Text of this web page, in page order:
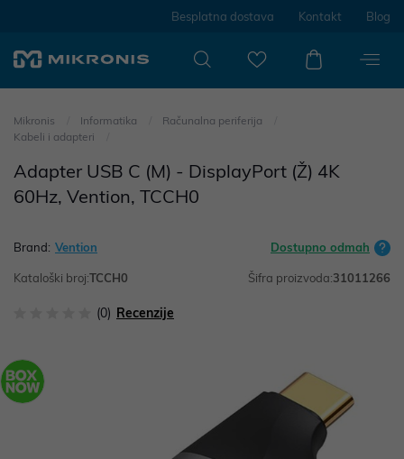
Besplatna dostava Kontakt Blog
Mikronis Informatika
Računalna periferija
Kabeli i adapteri
Adapter USB C (M) - DisplayPort (Ž) 4K
60Hz, Vention, TCCH0
Brand: Vention Dostupno odmah
Kataloški broj:TCCH0 Šifra proizvoda:31011266
(0) Recenzije